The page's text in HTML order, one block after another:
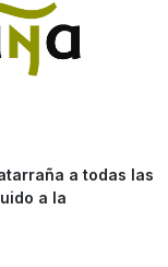
a todas las
a la